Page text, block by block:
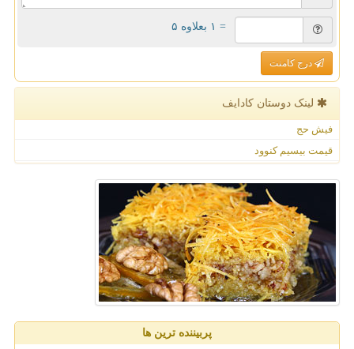
= ۱ بعلاوه ۵
درج کامنت
لینک دوستان كادایف
فیش حج
قیمت بیسیم کنوود
پربیننده ترین ها